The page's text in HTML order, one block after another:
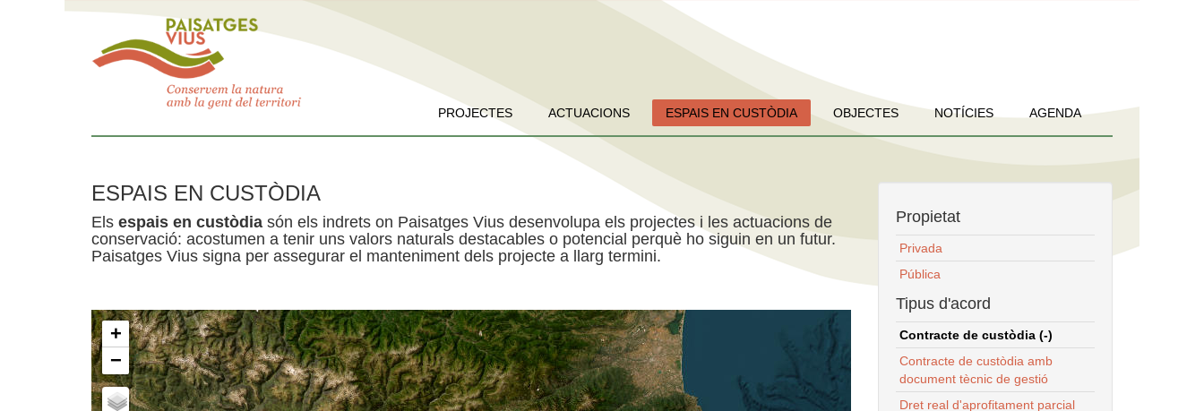
PROJECTES ACTUACIONS ESPAIS EN CUSTÒDIA OBJECTES NOTÍCIES AGENDA
ESPAIS EN CUSTÒDIA
Els espais en custòdia són els indrets on Paisatges Vius desenvolupa els projectes i les actuacions de
conservació: acostumen a tenir uns valors naturals destacables o potencial perquè ho siguin en un futur.
Paisatges Vius signa per assegurar el manteniment dels projecte a llarg termini.
+
−
Propietat
Privada
Pública
Tipus d'acord
Contracte de custòdia (-)
Contracte de custòdia amb
document tècnic de gestió
Dret real d'aprofitament parcial